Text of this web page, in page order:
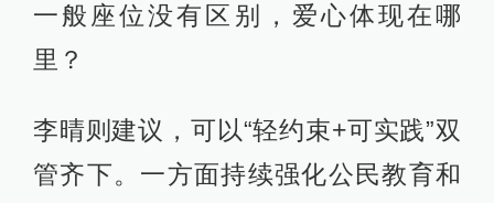
一般座位没有区别，爱心体现在哪
里？
李晴则建议，可以“轻约束+可实践”双
管齐下。一方面持续强化公民教育和